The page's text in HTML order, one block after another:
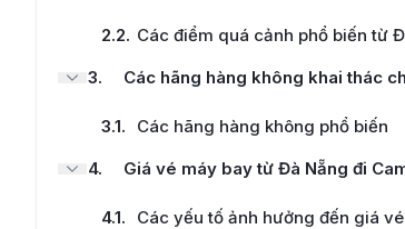
2.2. Các điểm quá cảnh phổ biến từ
3. Các hãng hàng không khai thác
3.1.
Các hãng hàng không phổ biến
4. Giá vé máy bay từ Đà Nẵng đi
4.1.
Các yếu tố ảnh hưởng đến giá vé